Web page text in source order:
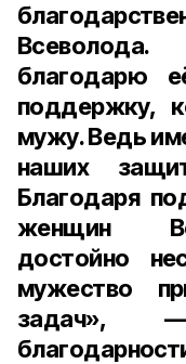
благодарю
поддержку,
мужу. Ведь
наших
Благодаря
женщин
достойно
мужество
задач»,